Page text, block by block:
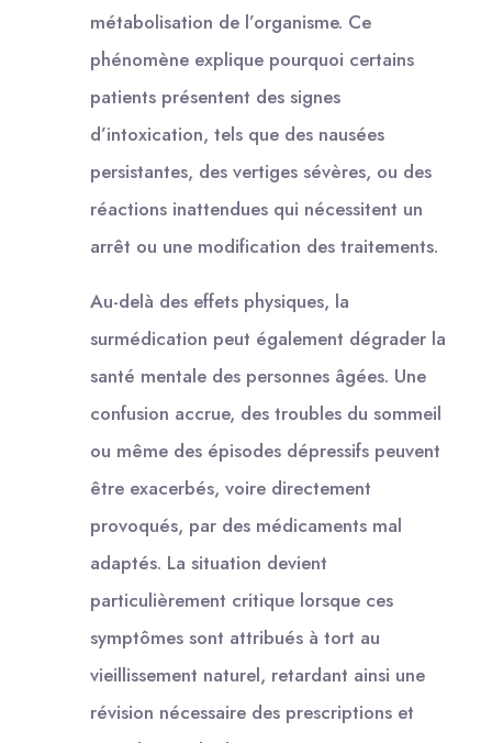
métabolisation de l’organisme. Ce
phénomène explique pourquoi certains
patients présentent des signes
d’intoxication, tels que des nausées
persistantes, des vertiges sévères, ou des
réactions inattendues qui nécessitent un
arrêt ou une modification des traitements.
Au-delà des effets physiques, la
surmédication peut également dégrader la
santé mentale des personnes âgées. Une
confusion accrue, des troubles du sommeil
ou même des épisodes dépressifs peuvent
être exacerbés, voire directement
provoqués, par des médicaments mal
adaptés. La situation devient
particulièrement critique lorsque ces
symptômes sont attribués à tort au
vieillissement naturel, retardant ainsi une
révision nécessaire des prescriptions et